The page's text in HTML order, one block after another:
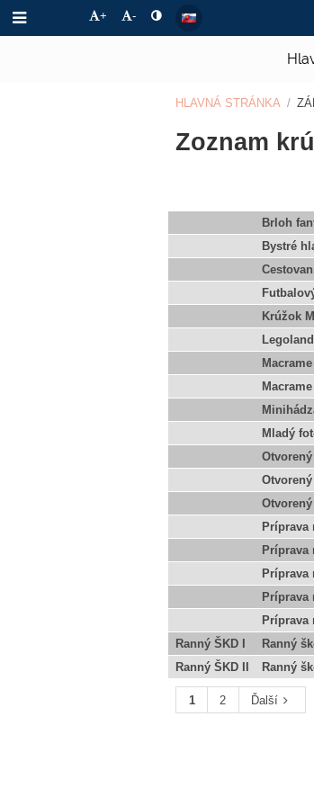
+ -
HLAVNÁ STRÁNKA /
Ponuka
Zoznam
Brloh
Bystré
Krúžok
Mladý
Otvorený
Otvorený
Príprava
Príprava
Príprava
Príprava
Príprava
Ranný ŠKD I
Ranný
Ranný ŠKD II
Ranný
1 2 Ďalší